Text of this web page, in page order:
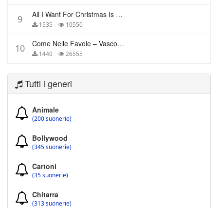
9 All I Want For Christmas Is You – Mariah Carey
1535 10550
10 Come Nelle Favole – Vasco Rossi
1440 26555
Tutti i generi
Animale
(200 suonerie)
Bollywood
(345 suonerie)
Cartoni
(35 suonerie)
Chitarra
(313 suonerie)